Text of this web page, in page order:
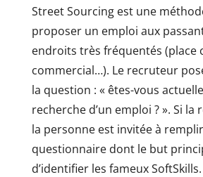
Street Sourcing est une
proposer un emploi aux
endroits très fréquentés (place
commercial…). Le recruteur
la question : « êtes-vous
recherche d’un emploi ? ». Si la
la personne est invitée à
questionnaire dont le but
d’identifier les fameux